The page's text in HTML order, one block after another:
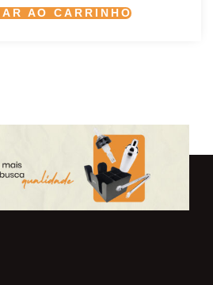
AO CARRINHO